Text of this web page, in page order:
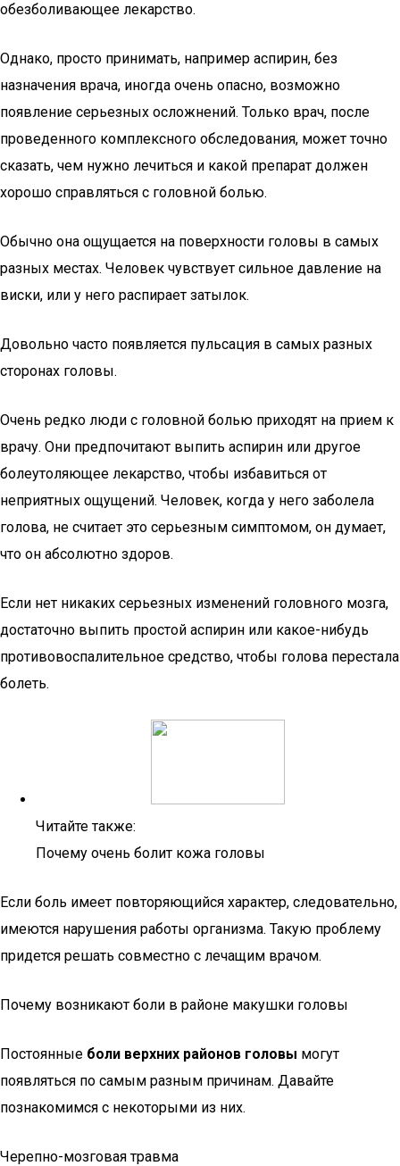
обезболивающее лекарство.
Однако, просто принимать, например аспирин, без
назначения врача, иногда очень опасно, возможно
появление серьезных осложнений. Только врач, после
проведенного комплексного обследования, может точно
сказать, чем нужно лечиться и какой препарат должен
хорошо справляться с головной болью.
Обычно она ощущается на поверхности головы в самых
разных местах. Человек чувствует сильное давление на
виски, или у него распирает затылок.
Довольно часто появляется пульсация в самых разных
сторонах головы.
Очень редко люди с головной болью приходят на прием к
врачу. Они предпочитают выпить аспирин или другое
болеутоляющее лекарство, чтобы избавиться от
неприятных ощущений. Человек, когда у него заболела
голова, не считает это серьезным симптомом, он думает,
что он абсолютно здоров.
Если нет никаких серьезных изменений головного мозга,
достаточно выпить простой аспирин или какое-нибудь
противовоспалительное средство, чтобы голова перестала
болеть.
Читайте также:
Почему очень болит кожа головы
Если боль имеет повторяющийся характер, следовательно,
имеются нарушения работы организма. Такую проблему
придется решать совместно с лечащим врачом.
Почему возникают боли в районе макушки головы
Постоянные боли верхних районов головы могут
появляться по самым разным причинам. Давайте
познакомимся с некоторыми из них.
Черепно-мозговая травма